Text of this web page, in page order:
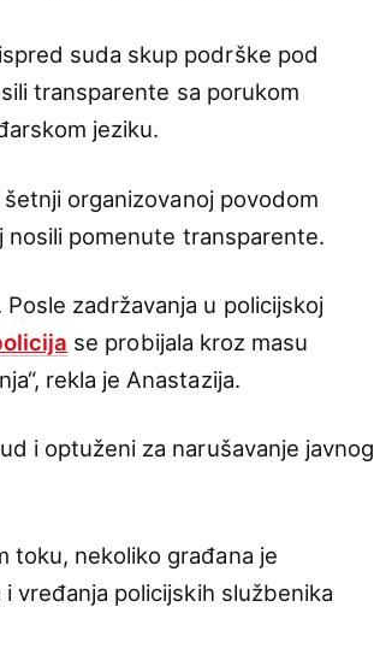
suda skup podrške pod
transparente sa porukom
jeziku.
organizovanoj povodom
nosili pomenute transparente.
zadržavanja u policijskoj
se probijala kroz masu
rekla je Anastazija.
i optuženi za narušavanje javnog
toku, nekoliko građana je
vređanja policijskih službenika